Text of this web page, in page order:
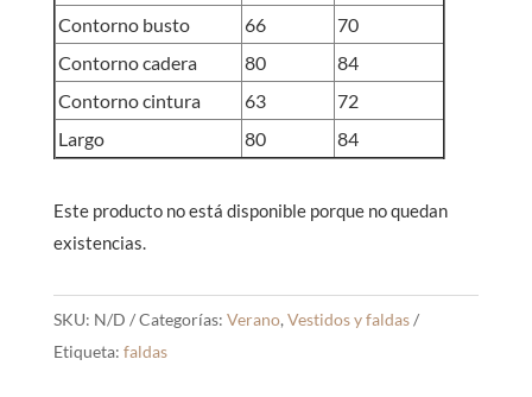
Contorno busto
66
70
Contorno cadera
80
84
Contorno cintura
63
72
Largo
80 84
Este producto no está disponible porque no quedan
existencias.
SKU: N/D Categorías: Verano, Vestidos y faldas
Etiqueta: faldas